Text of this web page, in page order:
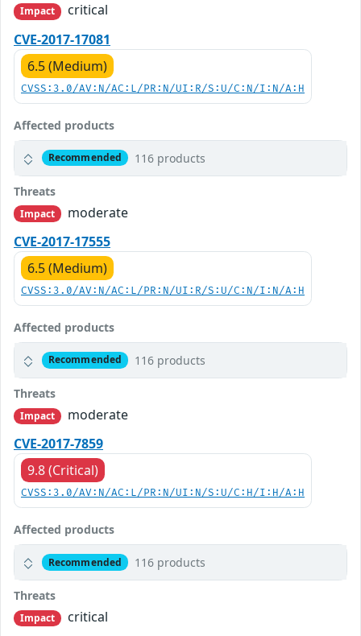
Impact
critical
CVE-2017-17081
6.5 (Medium)
CVSS:3.0/AV:N/AC:L/PR:N/UI:R/S:U/C:N/I:N/A:H
Affected products
Recommended 116 products
Threats
Impact
moderate
CVE-2017-17555
6.5 (Medium)
CVSS:3.0/AV:N/AC:L/PR:N/UI:R/S:U/C:N/I:N/A:H
Affected products
Recommended 116 products
Threats
Impact
moderate
CVE-2017-7859
9.8 (Critical)
CVSS:3.0/AV:N/AC:L/PR:N/UI:N/S:U/C:H/I:H/A:H
Affected products
Recommended 116 products
Threats
Impact
critical